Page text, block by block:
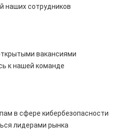
наших сотрудников
вакансиями
к нашей команде
в сфере кибербезопасности
лидерами рынка